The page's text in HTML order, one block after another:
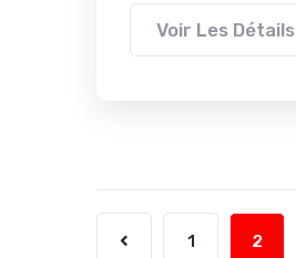
Voir Les Détails
1 2